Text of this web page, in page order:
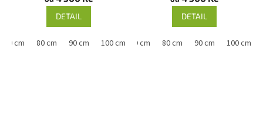
DETAIL
70 cm 80 cm 90 cm 100 cm
DETAIL
60 cm 70 cm 80 cm 90 cm 100 cm